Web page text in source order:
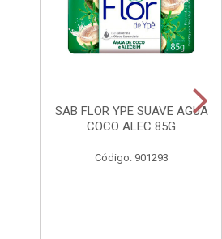
SAB FLOR YPE SUAVE AGUA
COCO ALEC 85G
Código: 901293